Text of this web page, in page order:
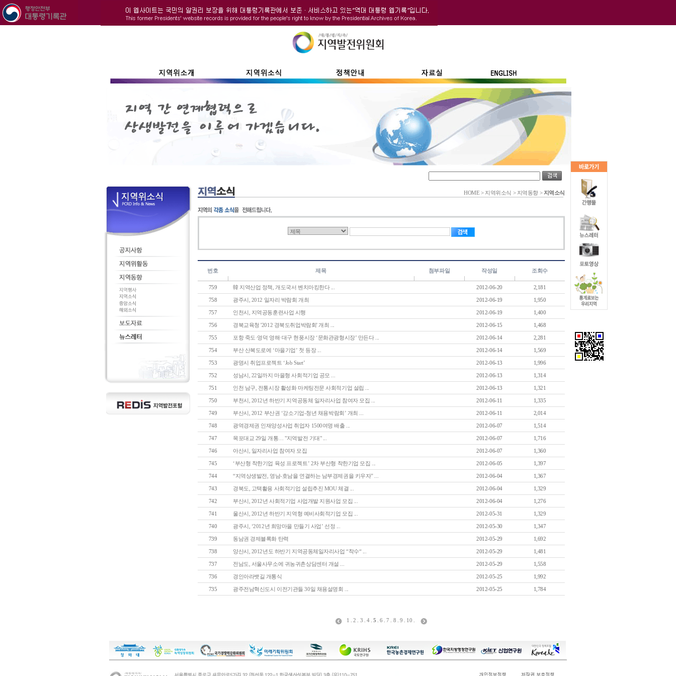
HOME > 지역위소식 > 지역동향>지역소식
번호 제목 첨부파일 작성일 조회수
759 韓 지역산업 정책, 개도국서 벤치마킹한다 ... 2012-06-20 2,181
758 광주시, 2012 일자리 박람회 개최 2012-06-19 1,950
757 인천시, 지역공동훈련사업 시행 2012-06-19 1,400
756 경북교육청 '2012 경북도취업박람회' 개최 ... 2012-06-15 1,468
755 포항 죽도·영덕 영해·대구 현풍시장 ‘문화관광형시장’ 만든다 ... 2012-06-14 2,281
754 부산 산복도로에 ‘마을기업’ 첫 등장 ... 2012-06-14 1,569
753 광명시 취업프로젝트 ‘Job Start’ 2012-06-13 1,996
752 성남시, 22일까지 마을형 사회적기업 공모 ... 2012-06-13 1,314
751 인천 남구, 전통시장 활성화 마케팅전문 사회적기업 설립 ... 2012-06-13 1,321
750 부천시, 2012년 하반기 지역공동체 일자리사업 참여자 모집 ... 2012-06-11 1,335
749 부산시, 2012 부산권 ‘강소기업-청년 채용박람회’ 개최 ... 2012-06-11 2,014
748 광역경제권 인재양성사업 취업자 1500여명 배출 ... 2012-06-07 1,514
747 목포대교 29일 개통… "지역발전 기대" ... 2012-06-07 1,716
746 아산시, 일자리사업 참여자 모집 2012-06-07 1,360
745 ‘부산형 착한기업 육성 프로젝트’ 2차 부산형 착한기업 모집 ... 2012-06-05 1,397
744 “지역상생발전, 영남-호남을 연결하는 남부경제권을 키우자” ... 2012-06-04 1,367
743 경북도, 고택활용 사회적기업 설립추진 MOU 체결 ... 2012-06-04 1,329
742 부산시, 2012년 사회적기업 사업개발 지원사업 모집 ... 2012-06-04 1,276
741 울산시, 2012년 하반기 지역형 예비사회적기업 모집 ... 2012-05-31 1,329
740 광주시, ‘2012년 희망마을 만들기 사업’ 선정 ... 2012-05-30 1,347
739 동남권 경제블록화 탄력 2012-05-29 1,692
738 양산시, 2012년도 하반기 지역공동체일자리사업 “착수“ ... 2012-05-29 1,481
737 전남도, 서울사무소에 귀농귀촌상담센터 개설 ... 2012-05-29 1,558
736 경인아라뱃길 개통식 2012-05-25 1,992
735 광주전남혁신도시 이전기관들 30일 채용설명회 ... 2012-05-25 1,784
1 .2 . 3 . 4.5 . 6 .7 . 8 . 9 . 10 .